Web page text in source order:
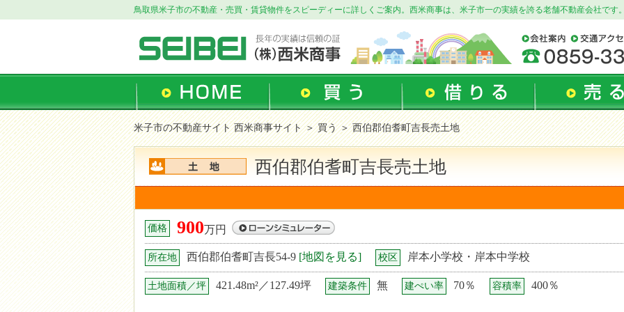
鳥取県米子市の不動産・売買・賃貸物件をスピーディーに詳しくご案内。西米商事は、米子市一の実績を誇る老舗不動産会社です
米子市の不動産サイト 西米商事サイト＞買う＞ 西伯郡伯耆町吉長売土地
西伯郡伯耆町吉長売土地
価格 900万円
所在地 西伯郡伯耆町吉長54-9 [地図を見る] 校区 岸本小学校・岸本中学校
土地面積／坪 421.48m²／127.49坪 建築条件 無 建ぺい率 70％ 容積率 400％